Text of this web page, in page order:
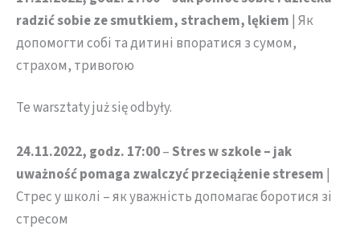
radzić sobie ze smutkiem, strachem, lękiem | Як
допомогти собі та дитині впоратися з сумом,
страхом, тривогою
Te warsztaty już się odbyły.
24.11.2022, godz. 17:00–Stres w szkole – jak
uważność pomaga zwalczyć przeciążenie stresem |
Стрес у школі – як уважність допомагає боротися зі
стресом